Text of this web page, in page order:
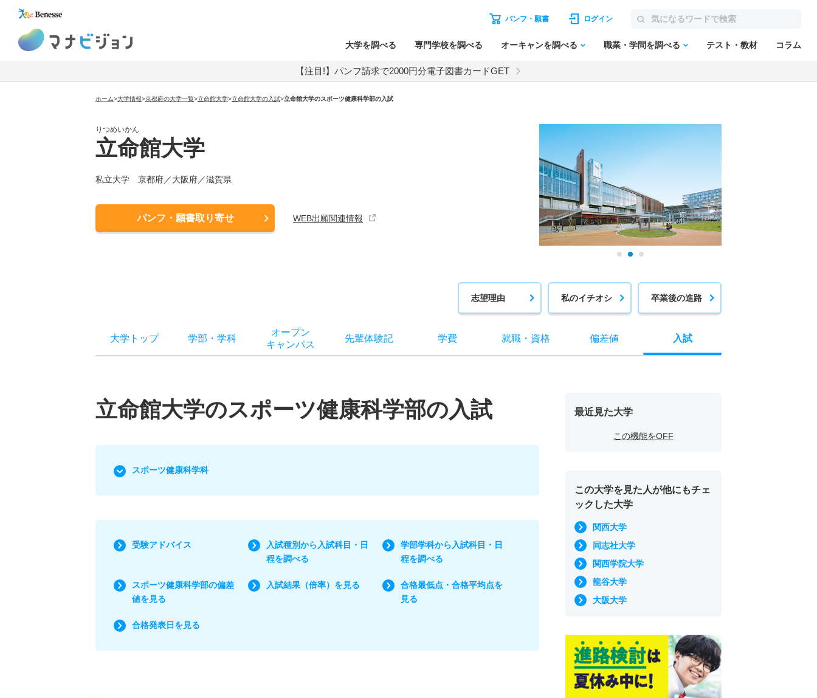
パンフ・願書 ログイン
大学を調べる 専門学校を調べる オーキャンを調べる 職業・学問を調べる テスト・教材 コラム
【注目!】パンフ請求で2000円分電子図書カードGET
ホーム>大学情報>京都府の大学一覧>立命館大学>立命館大学の入試>立命館大学のスポーツ健康科学部の入試
りつめいかん
立命館大学
私立大学 京都府／大阪府／滋賀県
パンフ・願書取り寄せ WEB出願関連情報
志望理由 私のイチオシ 卒業後の進路
大学トップ 学部 ・ 学科
オープン
キャンパス
先輩体験記 学費 就職・ 資格 偏差値 入試
立命館大学のスポーツ健康科学部の入試
スポーツ健康科学科
受験アドバイス
入試種別から入試科目・日
程を調べる
学部学科から入試科目・日
程を調べる
スポーツ健康科学部の偏差
値を見る
入試結果（倍率）を見る
合格最低点・合格平均点を
見る
合格発表日を見る
最近見た大学
この機能をOFF
この大学を見た人が他にもチェ
ックした大学
関西大学
同志社大学
関西学院大学
龍谷大学
大阪大学